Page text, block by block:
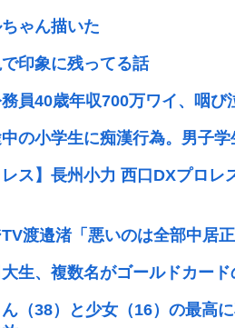
ゃん描いた
印象に残ってる話
員40歳年収700万ワイ、咽
の小学生に痴漢行為。男子
レス】長州小力 西口DXプロ
渡邉渚「悪いのは全部中居正
生、複数名がゴールドカー
（38）と少女（16）の最高